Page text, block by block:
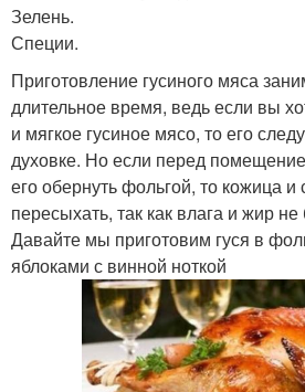
Зелень.
Специи.
Приготовление гусиного мяса
длительное время, ведь если вы
и мягкое гусиное мясо, то его
духовке. Но если перед
его обернуть фольгой, то кожица
пересыхать, так как влага и жир не
Давайте мы приготовим гуся в
яблоками с винной ноткой